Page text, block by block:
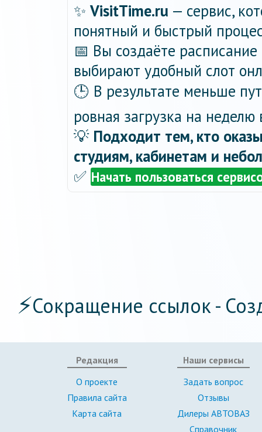
✨ VisitTime.ru — сервис,
понятный и быстрый
📅 Вы создаёте
выбирают удобный слот
🕒 В результате меньше
ровная загрузка на неделю
💡 Подходит тем, кто
студиям, кабинетам и
✅ Начать пользоваться
⚡Сокращение ссылок -
Редакция
О проекте
Правила сайта
Карта сайта
Наши сервисы
Задать вопрос
Отзывы
Дилеры АВТОВАЗ
Справочник